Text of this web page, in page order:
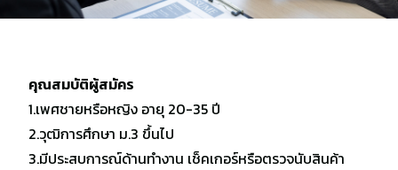
คุณสมบัติผู้สมัคร
1.เพศชายหรือหญิง อายุ 20-35 ปี
2.วุฒิการศึกษา ม.3 ขึ้นไป
3.มีประสบการณ์ด้านทำงาน เช็คเกอร์หรือตรวจนับสินค้า